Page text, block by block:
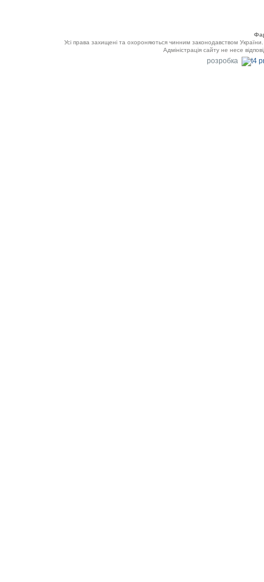
Усі права захищені та охороняються чинним законодавством
Адміністрація сайту не несе
розробка